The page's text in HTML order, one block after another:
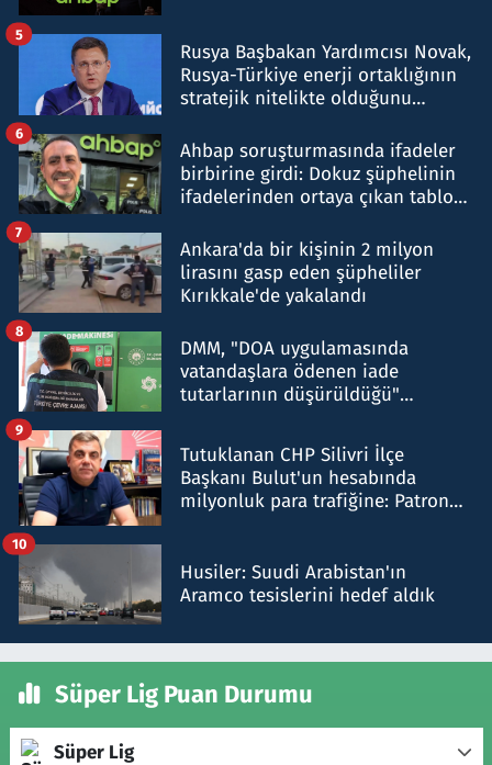
Rusya Başbakan Yardımcısı Novak,
Rusya-Türkiye enerji ortaklığının
stratejik nitelikte olduğunu
5
Ahbap soruşturmasında ifadeler
birbirine girdi: Dokuz şüphelinin
ifadelerinden ortaya çıkan tablo
6
Ankara'da bir kişinin 2 milyon
lirasını gasp eden şüpheliler
Kırıkkale'de yakalandı
7
DMM, "DOA uygulamasında
vatandaşlara ödenen iade
tutarlarının düşürüldüğü"
8
Tutuklanan CHP Silivri İlçe
Başkanı Bulut'un hesabında
milyonluk para trafiğine: Patron
9
Husiler: Suudi Arabistan'ın
Aramco tesislerini hedef aldık
10
Süper Lig Puan Durumu
Süper Lig